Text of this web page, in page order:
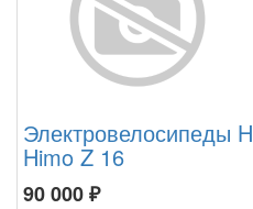
Электровелосипеды
Himo Z 16
90 000₽